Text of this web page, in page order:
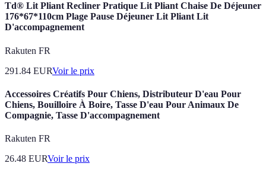
Td® Lit Pliant Recliner Pratique Lit Pliant Chaise De Déjeuner
176*67*110cm Plage Pause Déjeuner Lit Pliant Lit
D'accompagnement
Rakuten FR
291.84 EURVoir le prix
Accessoires Créatifs Pour Chiens, Distributeur D'eau Pour
Chiens, Bouilloire À Boire, Tasse D'eau Pour Animaux De
Compagnie, Tasse D'accompagnement
Rakuten FR
26.48 EURVoir le prix